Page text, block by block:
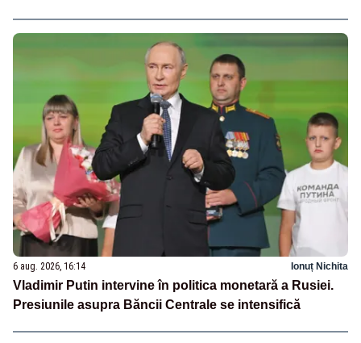
6 aug. 2026, 16:14 Ionuț Nichita
Vladimir Putin intervine în politica monetară a Rusiei.
Presiunile asupra Băncii Centrale se intensifică